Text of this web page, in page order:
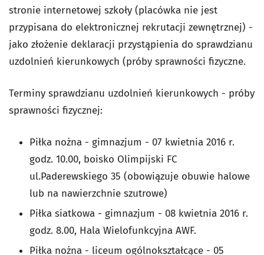
stronie internetowej szkoły (placówka nie jest
przypisana do elektronicznej rekrutacji zewnętrznej) -
jako złożenie deklaracji przystąpienia do sprawdzianu
uzdolnień kierunkowych (próby sprawności fizyczne.
Terminy sprawdzianu uzdolnień kierunkowych - próby
sprawności fizycznej:
Piłka nożna - gimnazjum - 07 kwietnia 2016 r.
godz. 10.00, boisko Olimpijski FC
ul.Paderewskiego 35 (obowiązuje obuwie halowe
lub na nawierzchnie szutrowe)
Piłka siatkowa - gimnazjum - 08 kwietnia 2016 r.
godz. 8.00, Hala Wielofunkcyjna AWF.
Piłka nożna - liceum ogólnokształcące - 05